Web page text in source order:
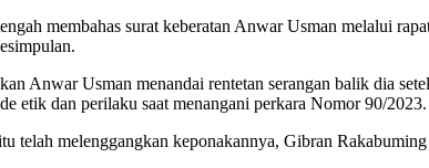
membahas surat keberatan Anwar Usman melalui
Anwar Usman menandai rentetan serangan balik dia
etik dan perilaku saat menangani perkara Nomor 90/2023.
telah melenggangkan keponakannya, Gibran